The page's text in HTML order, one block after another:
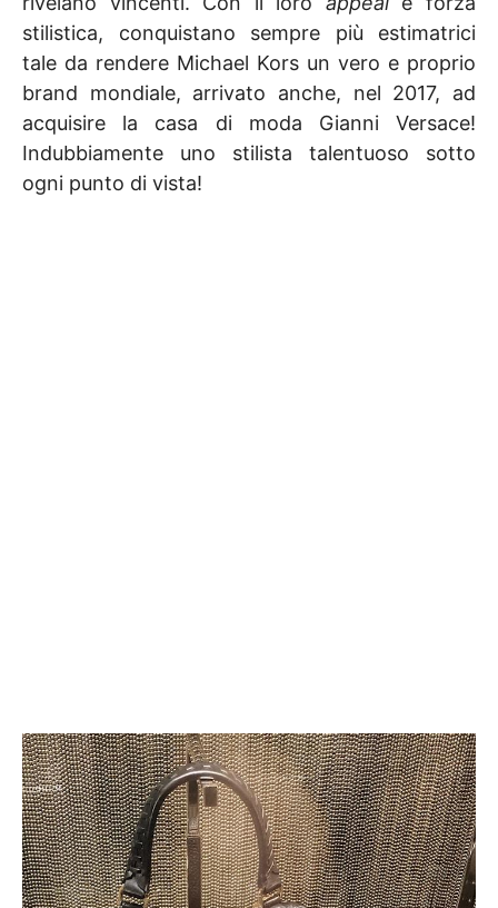
stilistica, conquistano sempre più estimatrici
tale da rendere Michael Kors un vero e proprio
brand mondiale, arrivato anche, nel 2017, ad
acquisire la casa di moda Gianni Versace!
Indubbiamente uno stilista talentuoso sotto
ogni punto di vista!